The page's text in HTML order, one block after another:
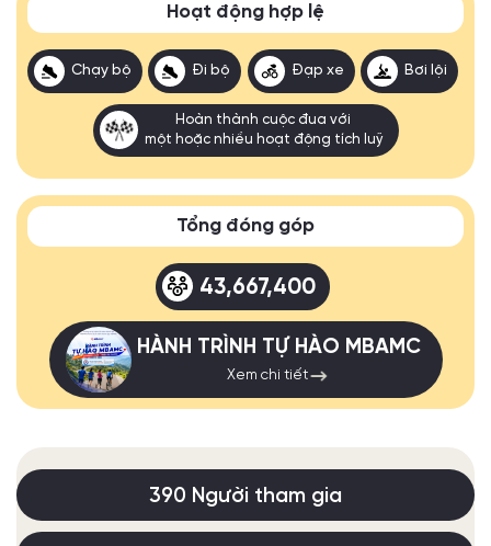
Hoạt động hợp lệ
Chạy bộ Đi bộ Đạp xe Bơi lội
Hoàn thành cuộc đua với
một hoặc nhiều hoạt động tích luỹ
Tổng đóng góp
43,667,400
HÀNH TRÌNH TỰ HÀO MBAMC
Xem chi tiết
390 Người tham gia